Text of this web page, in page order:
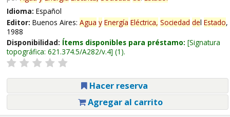
Idioma: Español
Editor: Buenos Aires: Agua y Energía Eléctrica, Sociedad del Estado,
1988
Disponibilidad: Ítems disponibles para préstamo: Signatura
topográfica: 621.374.5/A282/v.4 (1).
Hacer reserva
Agregar al carrito